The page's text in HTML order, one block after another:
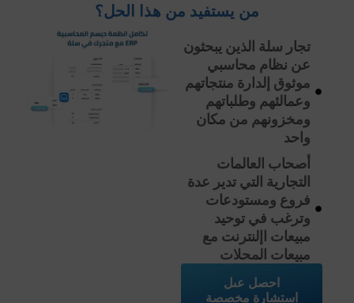
من يستفيد من هذا الحل؟
تجار سلة الذين يبحثون
عن نظام محاسبي
موثوق إلدارة منتجاتهم
وعمالئهم وطلباتهم
ومخزونهم من مكان
واحد
أصحاب العالمات
التجارية التي تدير عدة
فروع ومستودعات
وترغب في توحيد
مبيعات اإلنترنت مع
مبيعات المحلات
احصل عىل
استشارة مخصصة